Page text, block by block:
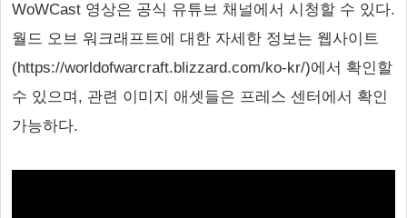
WoWCast 영상은 공식 유튜브 채널에서 시청할 수 있다.
월드 오브 워크래프트에 대한 자세한 정보는 웹사이트
(https://worldofwarcraft.blizzard.com/ko-kr/)에서 확인할
수 있으며, 관련 이미지 애셋들은 프레스 센터에서 확인
가능하다.